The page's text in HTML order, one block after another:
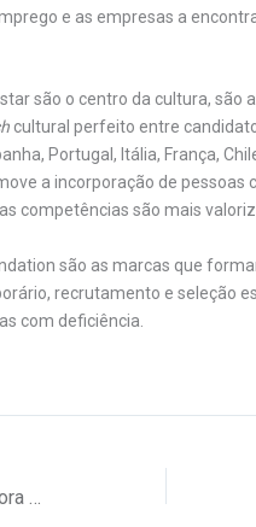
e as empresas a
são o centro da cultura, são
cultural perfeito entre
Portugal, Itália, França,
a incorporação de pessoas
competências são mais
são as marcas que
recrutamento e seleção
com deficiência.